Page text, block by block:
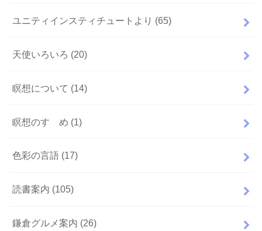
ユニティインスティチュートより (65)
天使いろいろ (20)
瞑想について (14)
瞑想のすゝめ (1)
色彩の言語 (17)
読書案内 (105)
鎌倉グルメ案内 (26)